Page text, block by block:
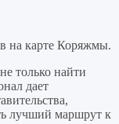
на карте Коряжмы.
только найти
дает
лучший маршрут к